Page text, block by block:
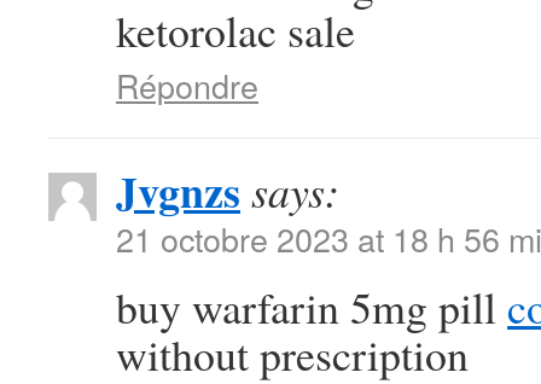
ketorolac sale
Répondre
Jvgnzs says:
21 octobre 2023 at 18 h 56
buy warfarin 5mg pill
without prescription